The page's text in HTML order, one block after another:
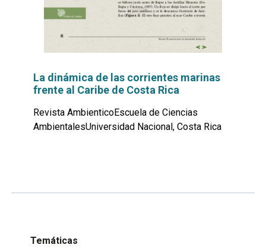
La dinámica de las corrientes marinas
frente al Caribe de Costa Rica
Revista AmbienticoEscuela de Ciencias
AmbientalesUniversidad Nacional, Costa Rica
Temáticas